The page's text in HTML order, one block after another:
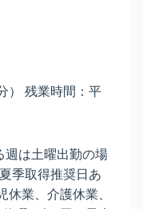
） 残業時間：平
は土曜出勤の場
季取得推奨日あ
休業、介護休業、